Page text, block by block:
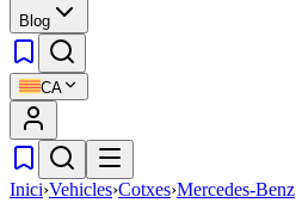
Blog
CA
Inici›Vehicles›Cotxes›Mercedes-Benz